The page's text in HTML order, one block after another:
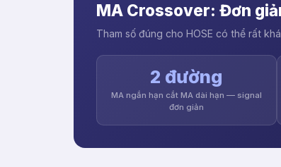
MA Crossover: Đơn
Tham số đúng cho HOSE có thể rất
2 đường
MA ngắn hạn cắt MA dài hạn — signal
đơn giản